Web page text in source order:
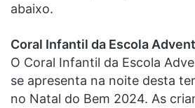
abaixo.
Coral Infantil da Escola
O Coral Infantil da Escola
se apresenta na noite desta
no Natal do Bem 2024. As